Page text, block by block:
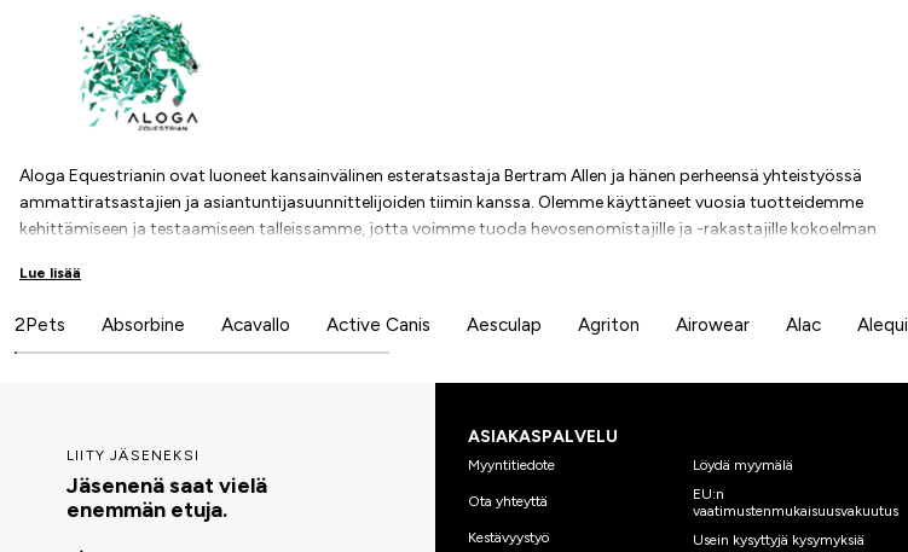
Aloga Equestrianin ovat luoneet kansainvälinen esteratsastaja Bertram Allen ja hänen perheensä yhteistyössä
ammattiratsastajien ja asiantuntijasuunnittelijoiden tiimin kanssa. Olemme käyttäneet vuosia tuotteidemme
kehittämiseen ja testaamiseen talleissamme, jotta voimme tuoda hevosenomistajille ja -rakastajille kokoelman
sitoutuminen näkyy jokaisen valmistamamme tuotteen laadussa.
Lue lisää
2Pets Absorbine Acavallo Active Canis Aesculap Agriton Airowear Alac Alequi
LIITY JÄSENEKSI
Jäsenenä saat vielä
enemmän etuja.
ASIAKASPALVELU
Myyntitiedote
Ota yhteyttä
Kestävyystyö
Löydä myymälä
EU:n
vaatimustenmukaisuusvakuutus
Usein kysyttyjä kysymyksiä